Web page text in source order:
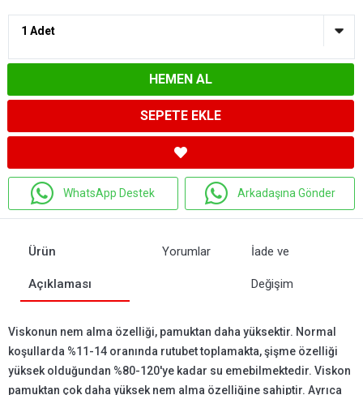
HEMEN AL
SEPETE EKLE
WhatsApp Destek Arkadaşına Gönder
Ürün
Açıklaması
Yorumlar İade ve
Değişim
Viskonun nem alma özelliği, pamuktan daha yüksektir. Normal
koşullarda %11-14 oranında rutubet toplamakta, şişme özelliği
yüksek olduğundan %80-120'ye kadar su emebilmektedir. Viskon
pamuktan çok daha yüksek nem alma özelliğine sahiptir. Ayrıca